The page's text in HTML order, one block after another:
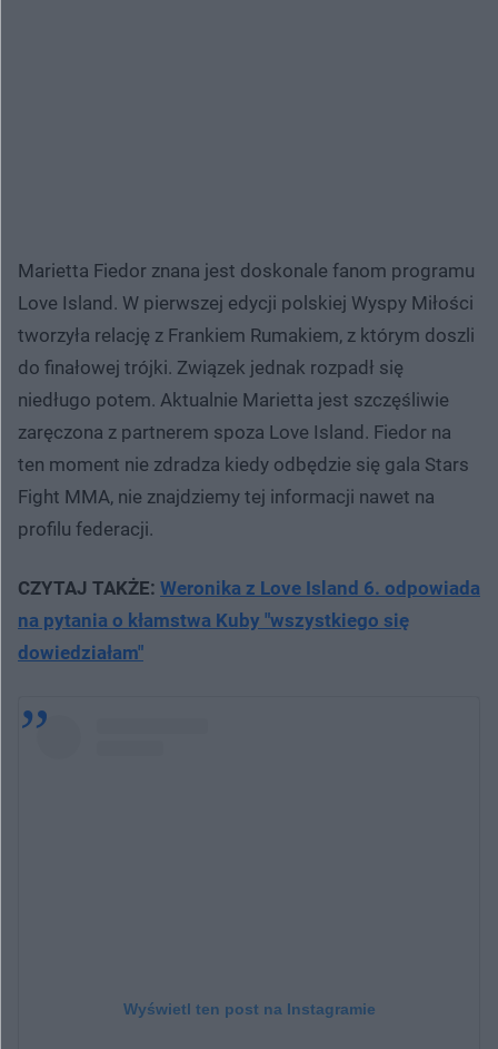
Marietta Fiedor znana jest doskonale fanom programu
Love Island. W pierwszej edycji polskiej Wyspy Miłości
tworzyła relację z Frankiem Rumakiem, z którym doszli
do finałowej trójki. Związek jednak rozpadł się
niedługo potem. Aktualnie Marietta jest szczęśliwie
zaręczona z partnerem spoza Love Island. Fiedor na
ten moment nie zdradza kiedy odbędzie się gala Stars
Fight MMA, nie znajdziemy tej informacji nawet na
profilu federacji.
CZYTAJ TAKŻE: Weronika z Love Island 6. odpowiada
na pytania o kłamstwa Kuby "wszystkiego się
dowiedziałam"
Wyświetl ten post na Instagramie